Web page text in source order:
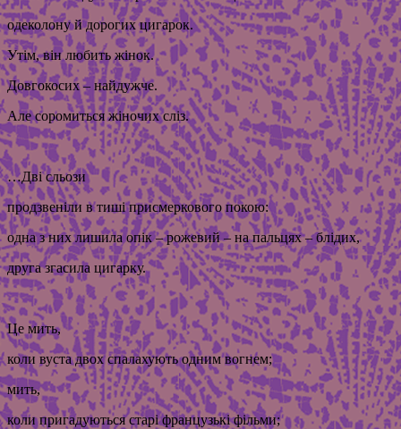
одеколону й дорогих цигарок.
Утім, він любить жінок.
Довгокосих – найдужче.
Але соромиться жіночих сліз.
…Дві сльози
продзвеніли в тиші присмеркового покою:
одна з них лишила опік – рожевий – на пальцях – блідих,
друга згасила цигарку.
Це мить,
коли вуста двох спалахують одним вогнем;
мить,
коли пригадуються старі французькі фільми;